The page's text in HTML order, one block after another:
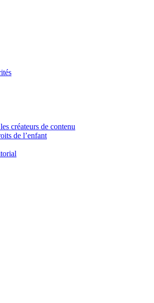
créateurs de contenu
de l’enfant